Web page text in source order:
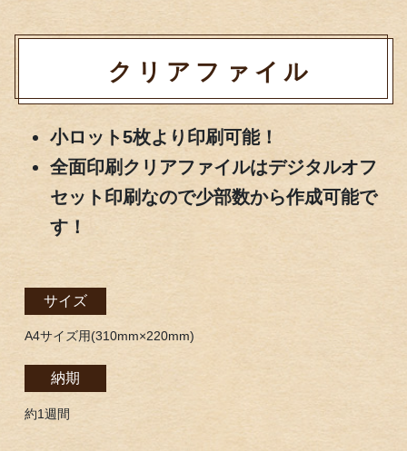
クリアファイル
小ロット5枚より印刷可能！
全面印刷クリアファイルはデジタルオフ
セット印刷なので少部数から作成可能で
す！
サイズ
A4サイズ用(310mm×220mm)
納期
約1週間